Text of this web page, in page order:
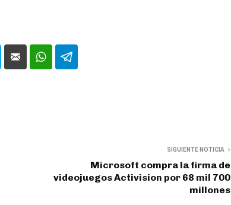
SIGUIENTE NOTICIA
Microsoft compra la firma de
videojuegos Activision por 68 mil 700
millones